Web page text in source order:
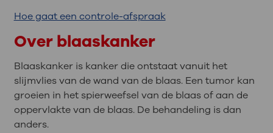
Hoe gaat een controle-afspraak
Over blaaskanker
Blaaskanker is kanker die ontstaat vanuit het
slijmvlies van de wand van de blaas. Een tumor kan
groeien in het spierweefsel van de blaas of aan de
oppervlakte van de blaas. De behandeling is dan
anders.